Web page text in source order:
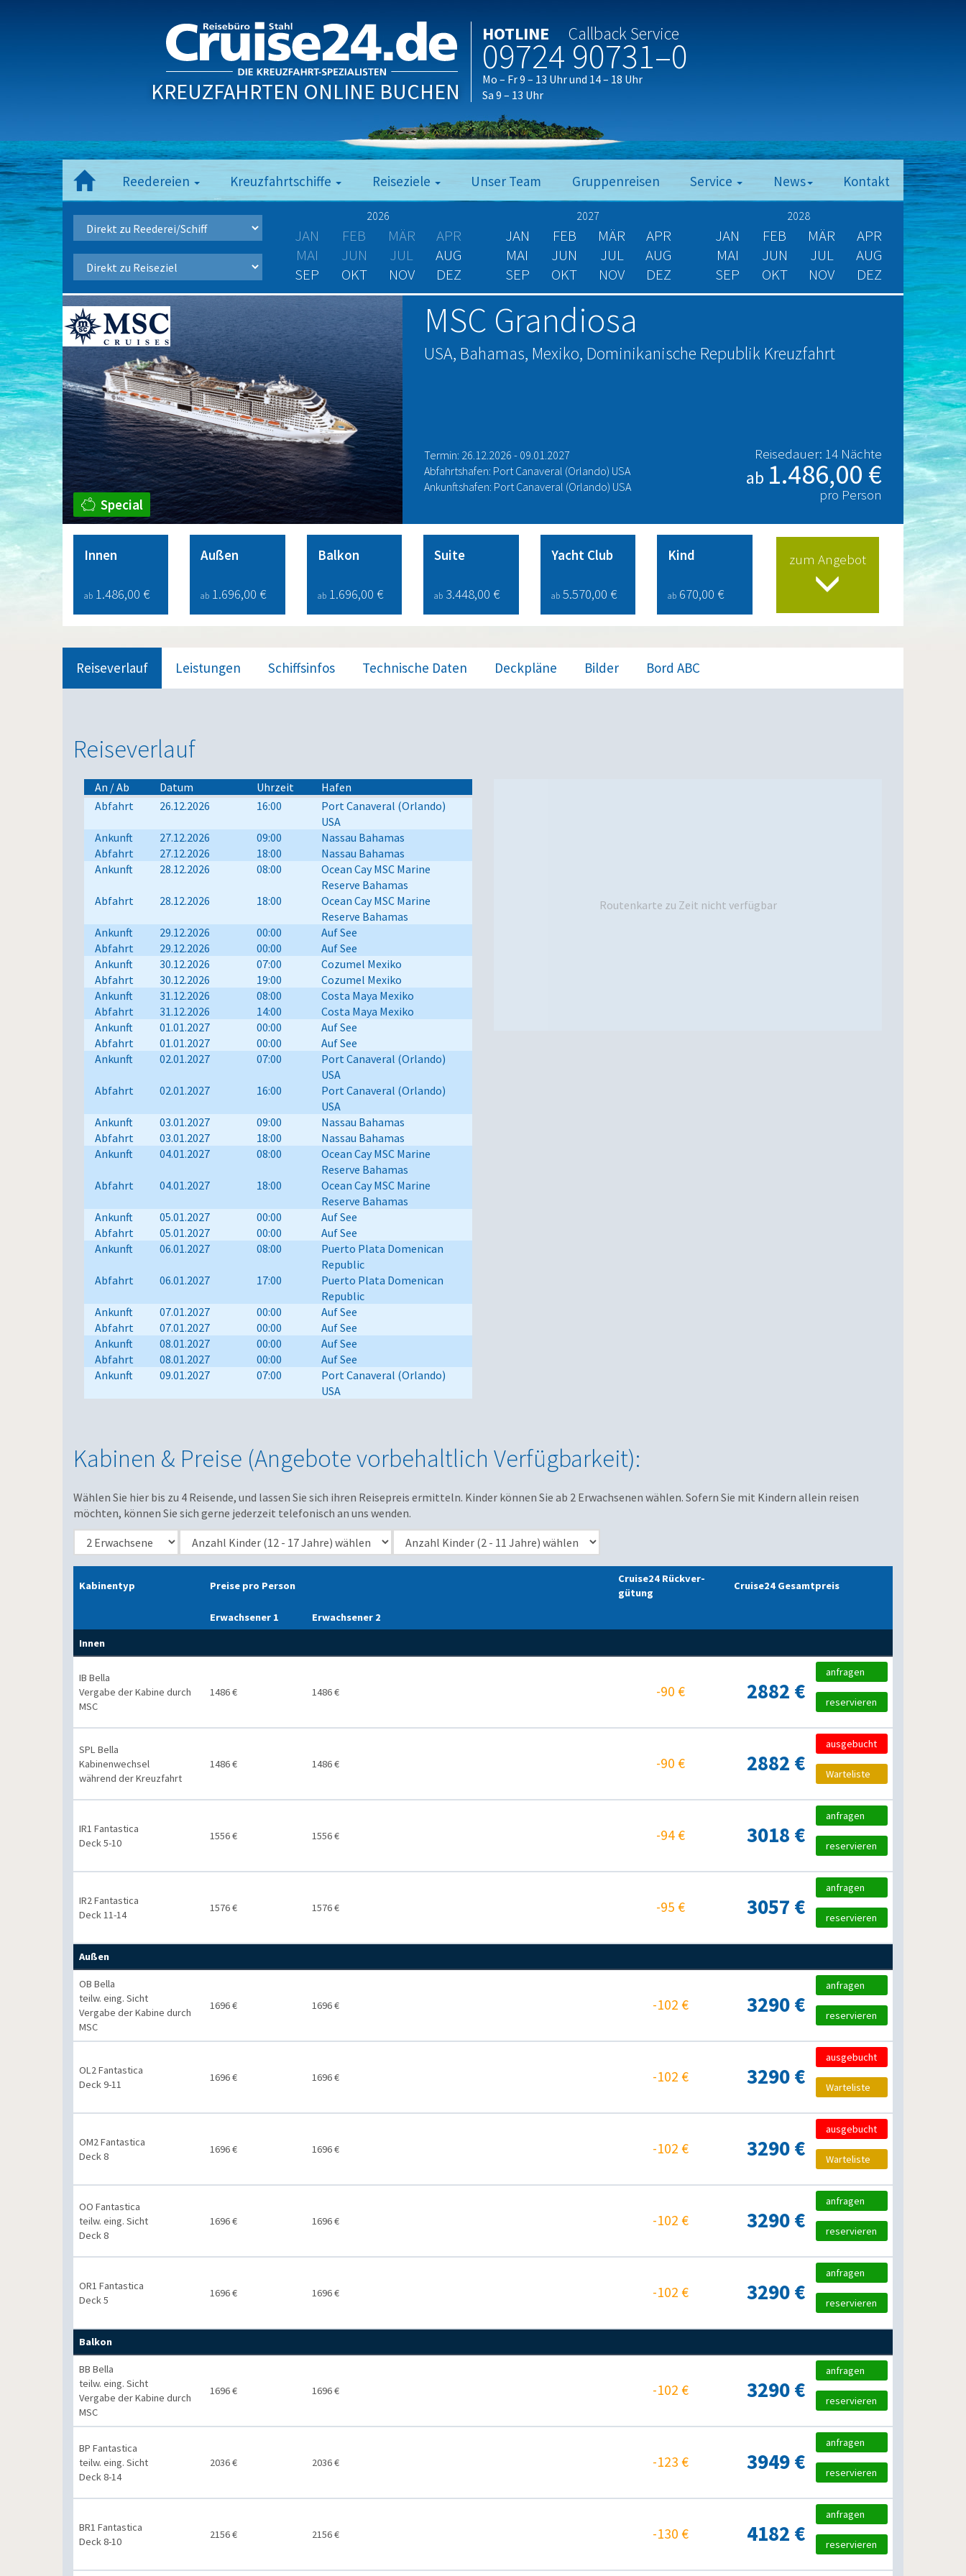
KREUZFAHRTEN ONLINE BUCHEN
HOTLINE Callback Service
09724 90731–0
Mo – Fr 9 – 13 Uhr und 14 – 18 Uhr
Sa 9 – 13 Uhr
Reedereien Kreuzfahrtschiffe Reiseziele Unser Team Gruppenreisen Service News Kontakt
2026
JAN FEB MÄR
APR
MAI
JUN JUL
AUG
SEP
OKT NOV DEZ
2027
JAN FEB MÄR
APR
MAI
JUN JUL
AUG
SEP
OKT NOV DEZ
2028
JAN FEB MÄR
APR
MAI
JUN JUL
AUG
SEP
OKT NOV DEZ
MSC Grandiosa
USA, Bahamas, Mexiko, Dominikanische Republik Kreuzfahrt
Termin: 26.12.2026 - 09.01.2027
Abfahrtshafen: Port Canaveral (Orlando) USA
Ankunftshafen: Port Canaveral (Orlando) USA
Reisedauer: 14 Nächte
ab 1.486,00 €
pro Person
Special
Innen
ab1.486,00 €
Außen
ab 1.696,00 €
Balkon
ab1.696,00 €
Suite
ab 3.448,00 €
Yacht Club
ab5.570,00 €
Kind
ab 670,00 €
zum Angebot
Reiseverlauf Leistungen Schiffsinfos Technische Daten Deckpläne Bilder Bord ABC
Reiseverlauf
An / Ab Datum Uhrzeit
Hafen
Abfahrt
26.12.2026 16:00
Port Canaveral (Orlando)
USA
Ankunft
27.12.2026 09:00
Nassau Bahamas
Abfahrt
27.12.2026 18:00
Nassau Bahamas
Ankunft
28.12.2026 08:00
Ocean Cay MSC Marine
Reserve Bahamas
Abfahrt
28.12.2026 18:00
Ocean Cay MSC Marine
Reserve Bahamas
Ankunft
29.12.2026 00:00
Auf See
Abfahrt
29.12.2026 00:00
Auf See
Ankunft
30.12.2026 07:00
Cozumel Mexiko
Abfahrt
30.12.2026 19:00
Cozumel Mexiko
Ankunft
31.12.2026 08:00
Costa Maya Mexiko
Abfahrt
31.12.2026 14:00
Costa Maya Mexiko
Ankunft
01.01.2027 00:00
Auf See
Abfahrt
01.01.2027 00:00
Auf See
Ankunft
02.01.2027 07:00
Port Canaveral (Orlando)
USA
Abfahrt
02.01.2027 16:00
Port Canaveral (Orlando)
USA
Ankunft
03.01.2027 09:00
Nassau Bahamas
Abfahrt
03.01.2027 18:00
Nassau Bahamas
Ankunft
04.01.2027 08:00
Ocean Cay MSC Marine
Reserve Bahamas
Abfahrt
04.01.2027 18:00
Ocean Cay MSC Marine
Reserve Bahamas
Ankunft
05.01.2027 00:00
Auf See
Abfahrt
05.01.2027 00:00
Auf See
Ankunft
06.01.2027 08:00
Puerto Plata Domenican
Republic
Abfahrt
06.01.2027 17:00
Puerto Plata Domenican
Republic
Ankunft
07.01.2027 00:00
Auf See
Abfahrt
07.01.2027 00:00
Auf See
Ankunft
08.01.2027 00:00
Auf See
Abfahrt
08.01.2027 00:00
Auf See
Ankunft
09.01.2027 07:00
Port Canaveral (Orlando)
USA
Routenkarte zu Zeit nicht verfügbar
Kabinen & Preise (Angebote vorbehaltlich Verfügbarkeit):
Wählen Sie hier bis zu 4 Reisende, und lassen Sie sich ihren Reisepreis ermitteln. Kinder können Sie ab 2 Erwachsenen wählen. Sofern Sie mit Kindern allein reisen
möchten, können Sie sich gerne jederzeit telefonisch an uns wenden.
Kabinentyp Preise pro Person
Cruise24 Rückver­
gütung
Cruise24 Gesamtpreis
Erwachsener 1
Erwachsener 2
Innen
IB Bella
Vergabe der Kabine durch
MSC
1486 € 1486 € -90 € 2882 €
anfragen
reservieren
SPL Bella
Kabinenwechsel
während der Kreuzfahrt
1486 € 1486 € -90 € 2882 €
ausgebucht
Warteliste
IR1 Fantastica
Deck 5-10
1556 € 1556 € -94 € 3018 €
anfragen
reservieren
IR2 Fantastica
Deck 11-14
1576 € 1576 € -95 € 3057 €
anfragen
reservieren
Außen
OB Bella
teilw. eing. Sicht
Vergabe der Kabine durch
MSC
1696 € 1696 € -102 € 3290 €
anfragen
reservieren
OL2 Fantastica
Deck 9-11
1696 € 1696 € -102 € 3290 €
ausgebucht
Warteliste
OM2 Fantastica
Deck 8
1696 € 1696 € -102 € 3290 €
ausgebucht
Warteliste
OO Fantastica
teilw. eing. Sicht
Deck 8
1696 € 1696 € -102 € 3290 €
anfragen
reservieren
OR1 Fantastica
Deck 5
1696 € 1696 € -102 € 3290 €
anfragen
reservieren
Balkon
BB Bella
teilw. eing. Sicht
Vergabe der Kabine durch
MSC
1696 € 1696 € -102 € 3290 €
anfragen
reservieren
BP Fantastica
teilw. eing. Sicht
Deck 8-14
2036 € 2036 € -123 € 3949 €
anfragen
reservieren
BR1 Fantastica
Deck 8-10
2156 € 2156 € -130 € 4182 €
anfragen
reservieren